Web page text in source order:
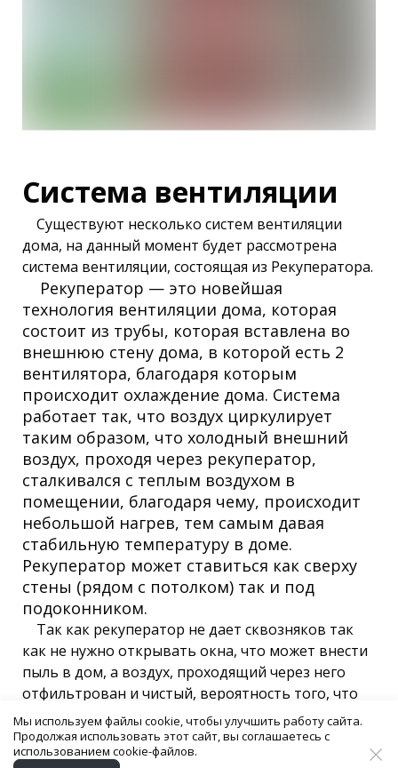
Система вентиляции
Существуют несколько систем вентиляции
дома, на данный момент будет рассмотрена
система вентиляции, состоящая из Рекуператора.
Рекуператор — это новейшая
технология вентиляции дома, которая
состоит из трубы, которая вставлена во
внешнюю стену дома, в которой есть 2
вентилятора, благодаря которым
происходит охлаждение дома. Система
работает так, что воздух циркулирует
таким образом, что холодный внешний
воздух, проходя через рекуператор,
сталкивался с теплым воздухом в
помещении, благодаря чему, происходит
небольшой нагрев, тем самым давая
стабильную температуру в доме.
Рекуператор может ставиться как сверху
стены (рядом с потолком) так и под
подоконником.
Так как рекуператор не дает сквозняков так
как не нужно открывать окна, что может внести
пыль в дом, а воздух, проходящий через него
отфильтрован и чистый, вероятность того, что
человек проживающий в данном доме с такой
системой вентиляции гораздо ниже, чем без
рекуператора.
Мы используем файлы cookie, чтобы улучшить работу сайта.
Продолжая использовать этот сайт, вы соглашаетесь с
использованием cookie-файлов.